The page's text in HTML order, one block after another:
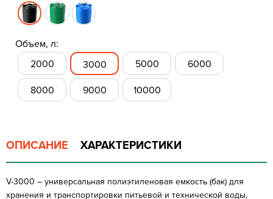
Объем, л:
2000
3000 5000 6000
8000 9000 10000
ОПИСАНИЕ ХАРАКТЕРИСТИКИ
V-3000 – универсальная полиэтиленовая емкость (бак) для
хранения и транспортировки питьевой и технической воды,